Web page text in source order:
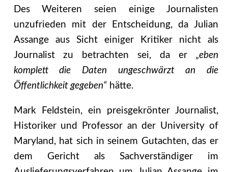
Des Weiteren seien einige Journalisten
unzufrieden mit der Entscheidung, da Julian
Assange aus Sicht einiger Kritiker nicht als
Journalist zu betrachten sei, da er „eben
komplett die Daten ungeschwärzt an die
Öffentlichkeit gegeben“ hätte.
Mark Feldstein, ein preisgekrönter Journalist,
Historiker und Professor an der University of
Maryland, hat sich in seinem Gutachten, das er
dem Gericht als Sachverständiger im